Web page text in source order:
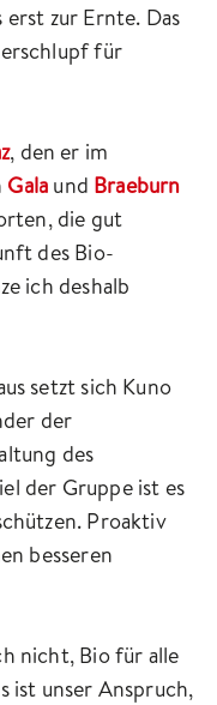
erst zur Ernte. Das
für
, den er im
Gala und Braeburn
die gut
des Bio-
ich deshalb
setzt sich Kuno
der
des
der Gruppe ist es
Proaktiv
besseren
nicht, Bio für alle
ist unser Anspruch,